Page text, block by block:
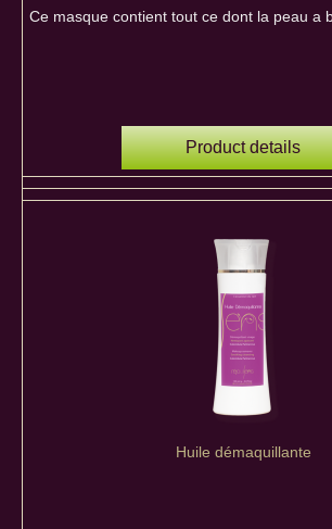
Ce masque contient tout ce dont la peau a
Product details
Huile démaquillante